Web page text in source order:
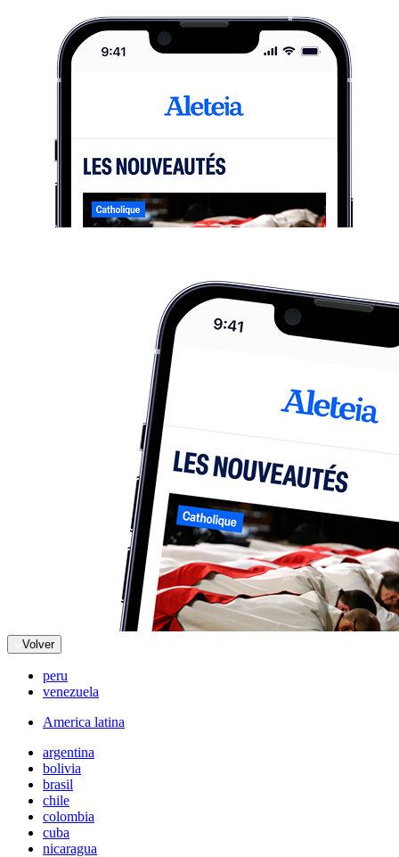
Volver
peru
venezuela
America latina
argentina
bolivia
brasil
chile
colombia
cuba
nicaragua